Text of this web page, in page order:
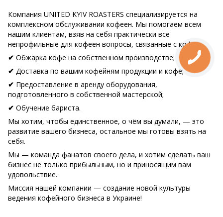
Компания UNITED KYIV ROASTERS специализируется на
комплексном обслуживании кофеен. Мы помогаем всем
нашим клиентам, взяв на себя практически все
непрофильные для кофеен вопросы, связанные с кофе:
✔ Обжарка кофе на собственном производстве;
✔ Доставка по вашим кофейням продукции и кофе;
✔ Предоставление в аренду оборудования,
подготовленного в собственной мастерской;
✔ Обучение бариста.
Мы хотим, чтобы единственное, о чём вы думали, — это
развитие вашего бизнеса, остальное мы готовы взять на
себя.
Мы — команда фанатов своего дела, и хотим сделать ваш
бизнес не только прибыльным, но и приносящим вам
удовольствие.
Миссия нашей компании — создание новой культуры
ведения кофейного бизнеса в Украине!